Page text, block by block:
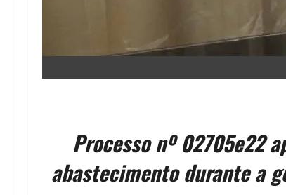
Processo nº 02705e22
abastecimento durante a